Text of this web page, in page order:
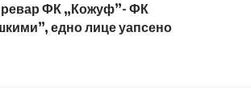
ФК „Кожуф”- ФК
едно лице уапсено